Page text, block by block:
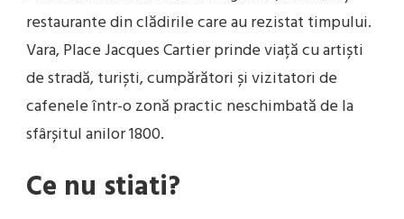
restaurante din clădirile care au rezistat timpului.
Vara, Place Jacques Cartier prinde viață cu artiști
de stradă, turiști, cumpărători și vizitatori de
cafenele într-o zonă practic neschimbată de la
sfârșitul anilor 1800.
Ce nu stiati?